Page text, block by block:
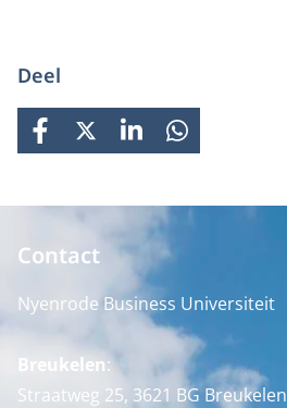
Deel
FACEBOOK
X LINKEDINWHATSAPP
Contact
Nyenrode Business Universiteit
Breukelen:
Straatweg 25, 3621 BG Breukelen